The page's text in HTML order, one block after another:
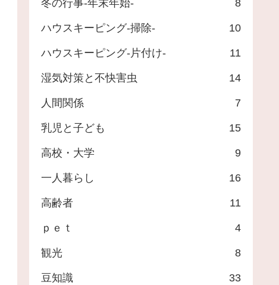
冬の行事-年末年始- 8
ハウスキーピング-掃除- 10
ハウスキーピング-片付け- 11
湿気対策と不快害虫 14
人間関係 7
乳児と子ども 15
高校・大学 9
一人暮らし 16
高齢者 11
ｐｅｔ 4
観光 8
豆知識 33